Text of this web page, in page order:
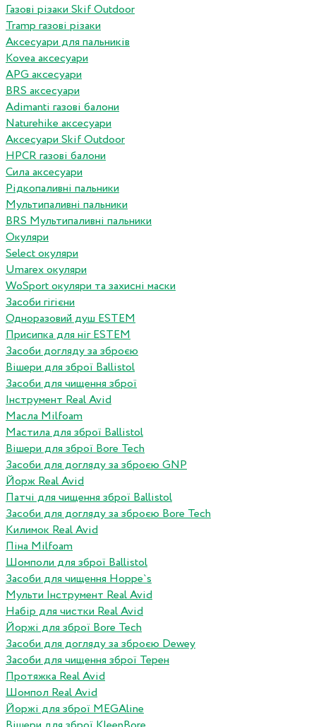
Газові різаки Skif Outdoor
Tramp газові різаки
Аксесуари для пальників
Kovea аксесуари
APG аксесуари
BRS аксесуари
Adimanti газові балони
Naturehike аксесуари
Аксесуари Skif Outdoor
HPCR газові балони
Сила аксесуари
Рідкопаливні пальники
Мультипаливні пальники
BRS Мультипаливні пальники
Окуляри
Select окуляри
Umarex окуляри
WoSport окуляри та захисні маски
Засоби гігієни
Одноразовий душ ESTEM
Присипка для ніг ESTEM
Засоби догляду за зброєю
Вішери для зброї Ballistol
Засоби для чищення зброї
Інструмент Real Avid
Масла Milfoam
Мастила для зброї Ballistol
Вішери для зброї Bore Tech
Засоби для догляду за зброєю GNP
Йорж Real Avid
Патчі для чищення зброї Ballistol
Засоби для догляду за зброєю Bore Tech
Килимок Real Avid
Піна Milfoam
Шомполи для зброї Ballistol
Засоби для чищення Hoppe`s
Мульти Інструмент Real Avid
Набір для чистки Real Avid
Йоржі для зброї Bore Tech
Засоби для догляду за зброєю Dewey
Засоби для чищення зброї Терен
Протяжка Real Avid
Шомпол Real Avid
Йоржі для зброї MEGAline